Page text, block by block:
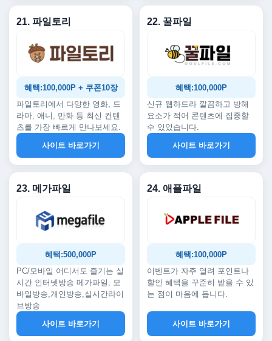
21. 파일토리
혜택:100,000P + 쿠폰10장
파일토리에서 다양한 영화, 드
라마, 애니, 만화 등 최신 컨텐
츠를 가장 빠르게 만나보세요.
사이트 바로가기
22. 꿀파일
혜택:100,000P
신규 웹하드라 깔끔하고 방해
요소가 적어 콘텐츠에 집중할
수 있었습니다.
사이트 바로가기
23. 메가파일
혜택:500,000P
PC/모바일 어디서도 즐기는 실
시간 인터넷방송 메가파일, 모
바일방송,개인방송,실시간라이
브방송
사이트 바로가기
24. 애플파일
혜택:100,000P
이벤트가 자주 열려 포인트나
할인 혜택을 꾸준히 받을 수 있
는 점이 마음에 듭니다.
사이트 바로가기